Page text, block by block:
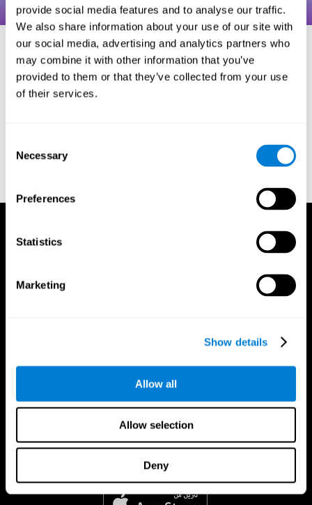
provide social media features and to analyse our traffic.
We also share information about your use of our site with
our social media, advertising and analytics partners who
may combine it with other information that you’ve
provided to them or that they’ve collected from your use
of their services.
Selection
Necessary
Preferences
Statistics
Marketing
Show details
Allow all
Allow selection
Deny
مراجع
Merten, T. (2004). A Short Version of the Hooper Visual
Organization Test: Reliability and Validity. Applied
neuropsychology, 11(2), 99-102.
https://doi.org/10.1207/s15324826an1102_5
تطبيق CogniFit